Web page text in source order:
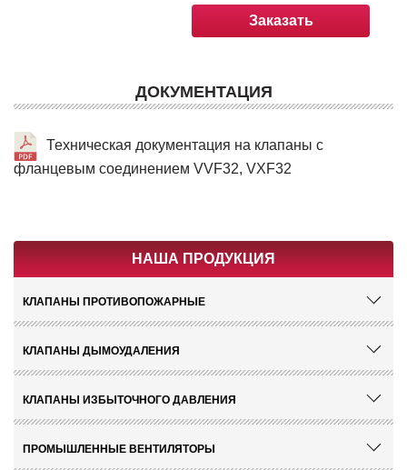
Заказать
ДОКУМЕНТАЦИЯ
Техническая документация на клапаны с
фланцевым соединением VVF32, VXF32
НАША ПРОДУКЦИЯ
КЛАПАНЫ ПРОТИВОПОЖАРНЫЕ
КЛАПАНЫ ДЫМОУДАЛЕНИЯ
КЛАПАНЫ ИЗБЫТОЧНОГО ДАВЛЕНИЯ
ПРОМЫШЛЕННЫЕ ВЕНТИЛЯТОРЫ